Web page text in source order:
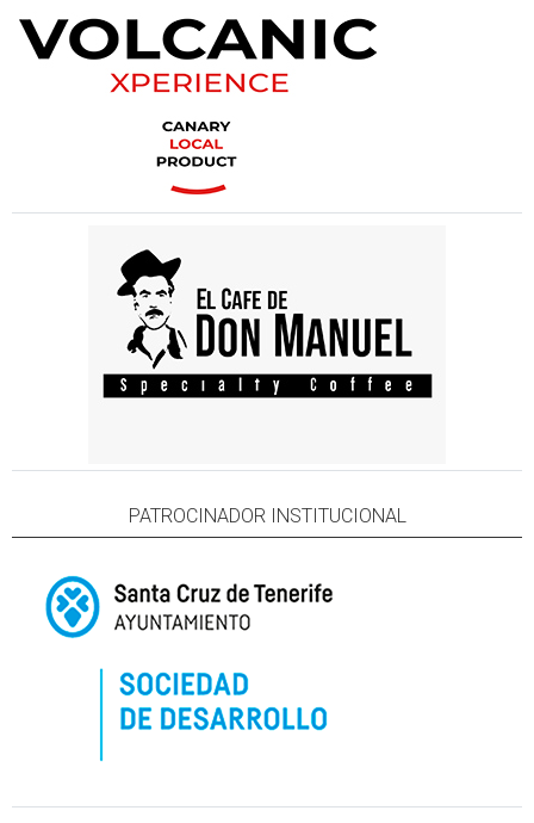
PATROCINADOR INSTITUCIONAL